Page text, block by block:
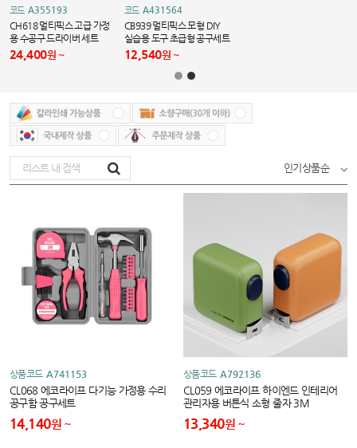
코드 A355193
CH618 멀티픽스 고급 가정
용 수공구 드라이버 세트
24,400원
코드 A431564
CB939 멀티픽스 모형 DIY
실습용 도구 초급형 공구세트
9p
12,540원
인기상품순
상품코드 A741153
CL068 에코라이프 다기능 가정용 수리
공구함 공구세트
14,140원
상품코드 A792136
CL059 에코라이프 하이엔드 인테리어
관리자용 버튼식 소형 줄자 3M
13,340원